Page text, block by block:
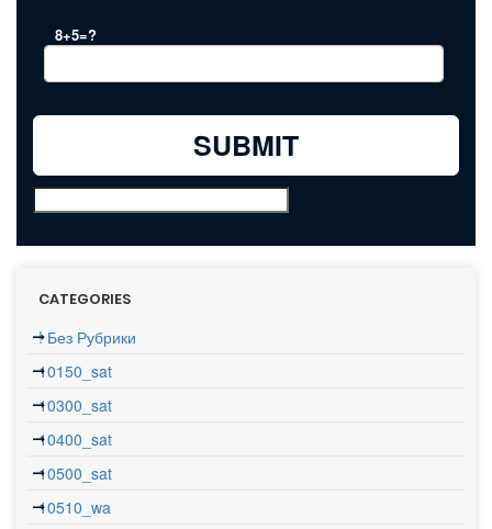
8+5=?
CATEGORIES
! Без Рубрики
10150_sat
10300_sat
10400_sat
10500_sat
10510_wa